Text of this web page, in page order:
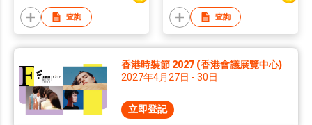
查詢 查詢
香港時裝節 2027 (香港會議展覽中心)
2027年4月27日 - 30日
立即登記